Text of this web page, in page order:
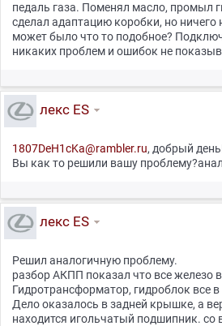
педаль газа. Поменял масло, промыл
сделал адаптацию коробки, но ничего
может было что то подобное?
никаких проблем и ошибок не
лекс ES
1807DeH1cKa@rambler.ru, добрый
Вы как то решили вашу
лекс ES
Решил аналогичную проблему.
разбор АКПП показал что все железо
Гидротрансформатор, гидроблок все
Дело оказалось в задней крышке, а
находится игольчатый подшипник. со